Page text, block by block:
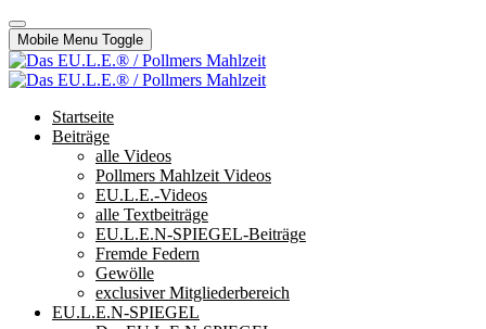
Mobile Menu Toggle
Startseite
Beiträge
alle Videos
Pollmers Mahlzeit Videos
EU.L.E.-Videos
alle Textbeiträge
EU.L.E.N-SPIEGEL-Beiträge
Fremde Federn
Gewölle
exclusiver Mitgliederbereich
EU.L.E.N-SPIEGEL